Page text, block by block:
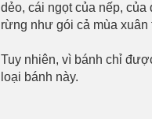
dẻo, cái ngọt của nếp,
rừng như gói cả mùa xuân
Tuy nhiên, vì bánh chỉ
loại bánh này.